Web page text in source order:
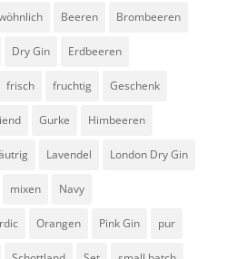
Beeren Brombeeren
Dry Gin Erdbeeren
frisch fruchtig Geschenk
Gurke Himbeeren
Lavendel London Dry Gin
mixen Navy
Orangen Pink Gin pur